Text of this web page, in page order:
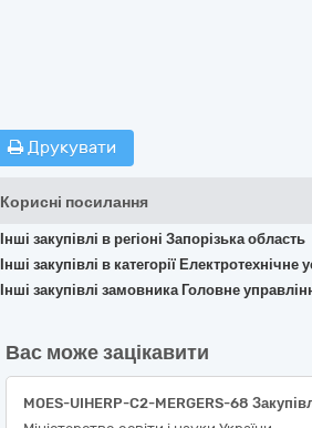
Друкувати
Корисні посилання
Інші закупівлі в регіоні Запорізька область
Інші закупівлі в категорії
Інші закупівлі замовника Головне
Вас може зацікавити